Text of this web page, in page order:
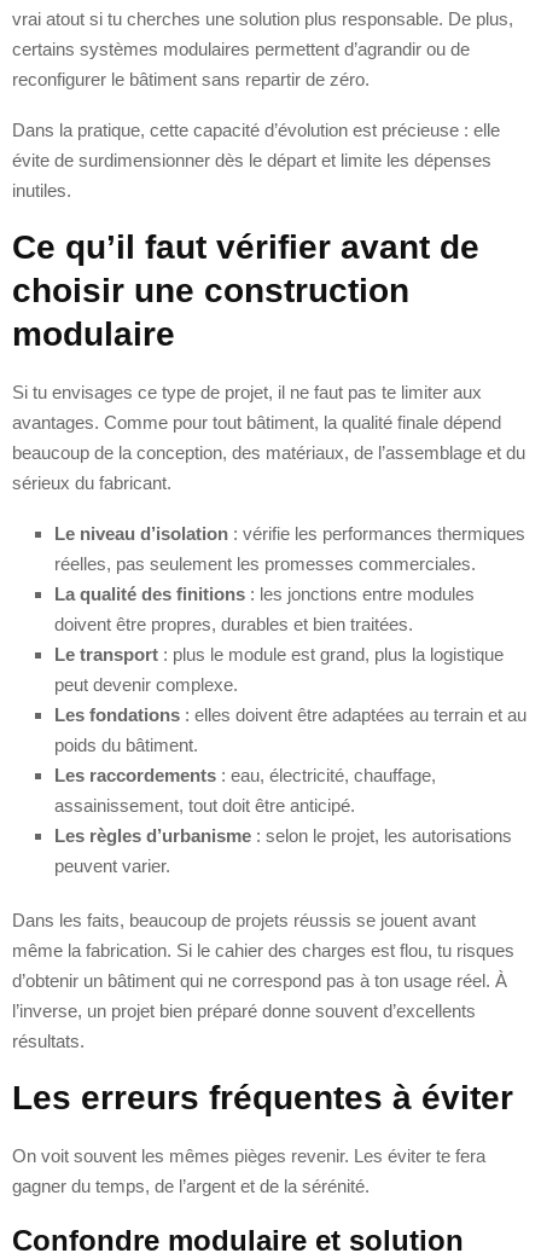
vrai atout si tu cherches une solution plus responsable. De plus,
certains systèmes modulaires permettent d’agrandir ou de
reconfigurer le bâtiment sans repartir de zéro.
Dans la pratique, cette capacité d’évolution est précieuse : elle
évite de surdimensionner dès le départ et limite les dépenses
inutiles.
Ce qu’il faut vérifier avant de
choisir une construction
modulaire
Si tu envisages ce type de projet, il ne faut pas te limiter aux
avantages. Comme pour tout bâtiment, la qualité finale dépend
beaucoup de la conception, des matériaux, de l’assemblage et du
sérieux du fabricant.
Le niveau d’isolation : vérifie les performances thermiques
réelles, pas seulement les promesses commerciales.
La qualité des finitions : les jonctions entre modules
doivent être propres, durables et bien traitées.
Le transport : plus le module est grand, plus la logistique
peut devenir complexe.
Les fondations : elles doivent être adaptées au terrain et au
poids du bâtiment.
Les raccordements : eau, électricité, chauffage,
assainissement, tout doit être anticipé.
Les règles d’urbanisme : selon le projet, les autorisations
peuvent varier.
Dans les faits, beaucoup de projets réussis se jouent avant
même la fabrication. Si le cahier des charges est flou, tu risques
d’obtenir un bâtiment qui ne correspond pas à ton usage réel. À
l’inverse, un projet bien préparé donne souvent d’excellents
résultats.
Les erreurs fréquentes à éviter
On voit souvent les mêmes pièges revenir. Les éviter te fera
gagner du temps, de l’argent et de la sérénité.
Confondre modulaire et solution